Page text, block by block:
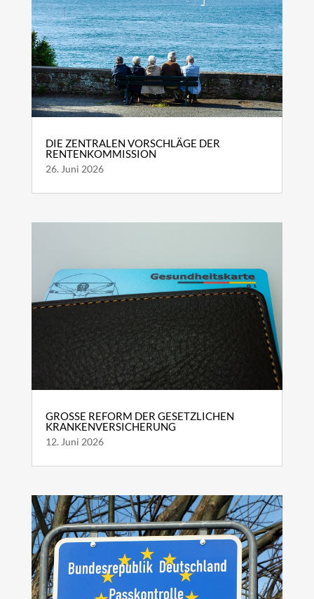
DIE ZENTRALEN VORSCHLÄGE DER
RENTENKOMMISSION
26. Juni 2026
GROSSE REFORM DER GESETZLICHEN K
RANKENVERSICHERUNG
12. Juni 2026